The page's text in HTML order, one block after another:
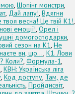
, Шопінг монстри,
, Дай лапу!, Вдягни
твоя весна! Це твій К1!,
емоції!, Орел і
домогосподарки,
сезон на К1, Не
ви, що..., К1. Лови
Коли?, Формула-1,
, КВН: Українська ліга
, Код доступу, Там, де
, Пройдисвіт,